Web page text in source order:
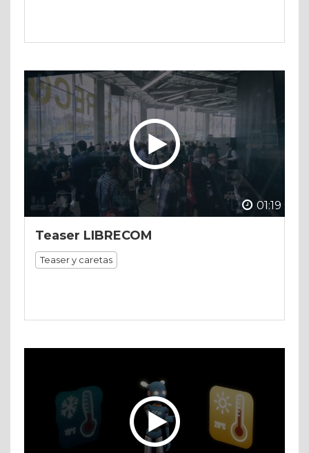
01:19
Teaser LIBRECOM
Teaser y caretas